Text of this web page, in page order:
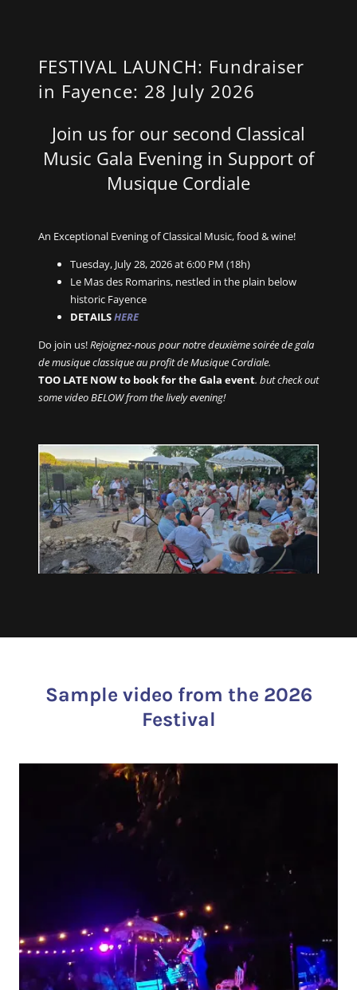
FESTIVAL LAUNCH: Fundraiser
in Fayence: 28 July 2026
Join us for our second Classical
Music Gala Evening in Support of
Musique Cordiale
An Exceptional Evening of Classical Music, food & wine!
Tuesday, July 28, 2026 at 6:00 PM (18h)
Le Mas des Romarins, nestled in the plain below
historic Fayence
DETAILSHERE
Do join us!Rejoignez-nous pour notre deuxième soirée de gala
de musique classique au profit de Musique Cordiale.
TOO LATE NOW to book for the Gala event. but check out
some video BELOW from the lively evening!
Sample video from the 2026
Festival